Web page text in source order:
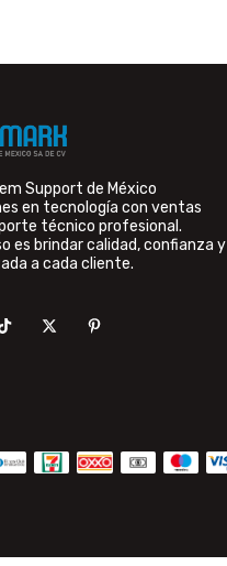
Support de México
en tecnología con ventas
técnico profesional.
es brindar calidad, confianza y
a cada cliente.